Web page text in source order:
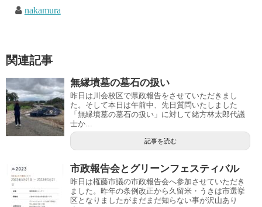
nakamura
関連記事
無縁墳墓の墓石の扱い
昨日は川会校区で県政報告をさせていただきまし
た。そして本日は午前中、先日質問いたしました
「無縁墳墓の墓石の扱い」に対して緒方林太郎代議
士か...
記事を読む
市政報告会とグリーンフェスティバル
昨日は権藤市議の市政報告会へ参加させていただき
ました。昨年の条例改正から久留米・うきは市選挙
区となりましたがまだまだ知らない事が沢山あり